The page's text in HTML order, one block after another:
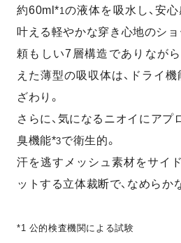
約60ml*1 の液体を吸水し、安
叶える軽やかな穿き心地のショ
頼もしい7層構造でありなが
えた薄型の吸収体は、ドライ
ざわり。
さらに、気になるニオイにアプ
臭機能*3で衛生的。
汗を逃すメッシュ素材をサイ
ットする立体裁断で、なめらか
*1 公的検査機関による試験